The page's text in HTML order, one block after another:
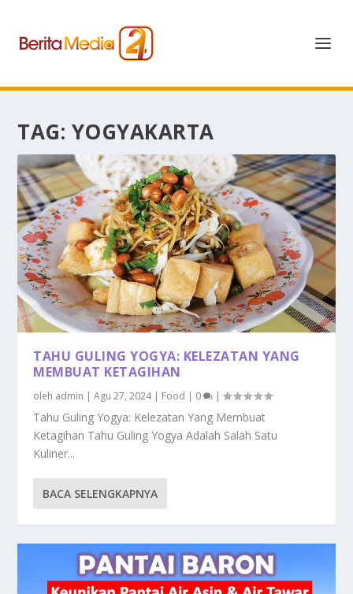
TAG: YOGYAKARTA
TAHU GULING YOGYA: KELEZATAN YANG
MEMBUAT KETAGIHAN
oleh admin |Agu 27, 2024| Food | 0 |
Tahu Guling Yogya: Kelezatan Yang Membuat
Ketagihan Tahu Guling Yogya Adalah Salah Satu
Kuliner...
BACA SELENGKAPNYA